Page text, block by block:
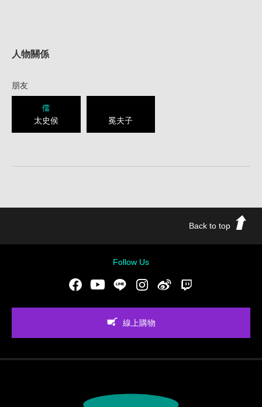
人物關係
朋友
儒
太史侯 冕夫子
Back to top
Follow Us
FacebookYoutubeLINE Instgram新浪微博
線上購物